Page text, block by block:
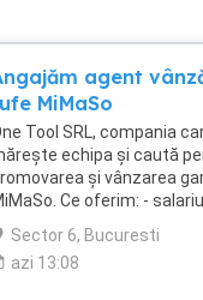
agent
MiMaSo
Tool SRL, compania
echipa și caută
și vânzarea
Ce oferim: -
reală de
Sector 6, Bucuresti
azi 13:08